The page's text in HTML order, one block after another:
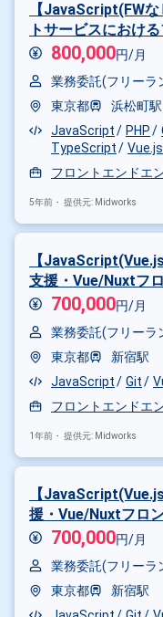
【JavaScript(FW
トサービスにおけ
800,000円/月
業務委託(フリーラ
東京都
浜松町駅
JavaScript
PHP
TypeScript
Vue.js
フロントエンドエ
5年前・ 提供元: Midworks
【
支援・Vue/Nuxtフ
700,000円/月
業務委託(フリーラ
東京都
新宿駅
JavaScript
Git
フロントエンドエ
1年前・ 提供元: Midworks
【
援・Vue/Nuxtフロ
700,000円/月
業務委託(フリーラ
東京都
新宿駅